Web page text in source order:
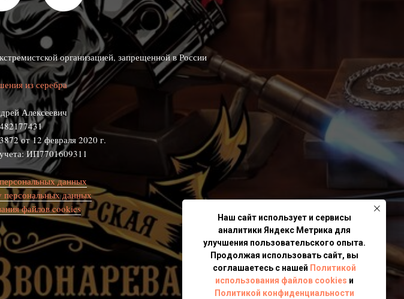
Наш сайт использует и сервисы
аналитики Яндекс Метрика для
улучшения пользовательского опыта.
Продолжая использовать сайт, вы
соглашаетесь с нашей Политикой
использования файлов cookies и
Политикой конфиденциальности
организацией, запрещенной в России
из серебра
Алексеевич
от 12 февраля 2020 г.
ИП7701609311
данных
персональных данных
файлов cookies